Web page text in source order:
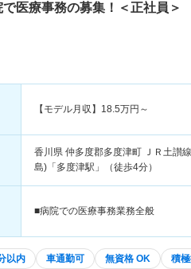
医療事務の募集！＜正社員＞
【モデル月収】 18.5万円～
香川県 仲多度郡多度津町 ＪＲ土讃
島)「多度津駅」（徒歩4分）
■病院での医療事務業務全般
以内 車通勤可 無資格 OK 積